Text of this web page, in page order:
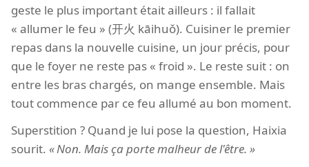
geste le plus important était ailleurs : il fallait
« allumer le feu » (开火 kāihuǒ). Cuisiner le premier
repas dans la nouvelle cuisine, un jour précis, pour
que le foyer ne reste pas « froid ». Le reste suit : on
entre les bras chargés, on mange ensemble. Mais
tout commence par ce feu allumé au bon moment.
Superstition ? Quand je lui pose la question, Haixia
sourit.
Non. Mais ça porte malheur de l'être.